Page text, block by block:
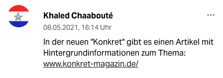
Khaled Chaabouté
08.05.2021, 16:14 Uhr
In der neuen "Konkret" gibt es einen Artikel mit
Hintergrundinformationen zum Thema:
www.konkret-magazin.de/